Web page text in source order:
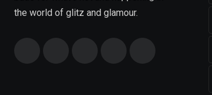
the world of glitz and glamour.